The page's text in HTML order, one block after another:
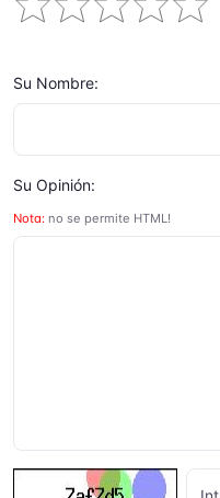
Su Nombre:
Su Opinión:
Nota: no se permite HTML!